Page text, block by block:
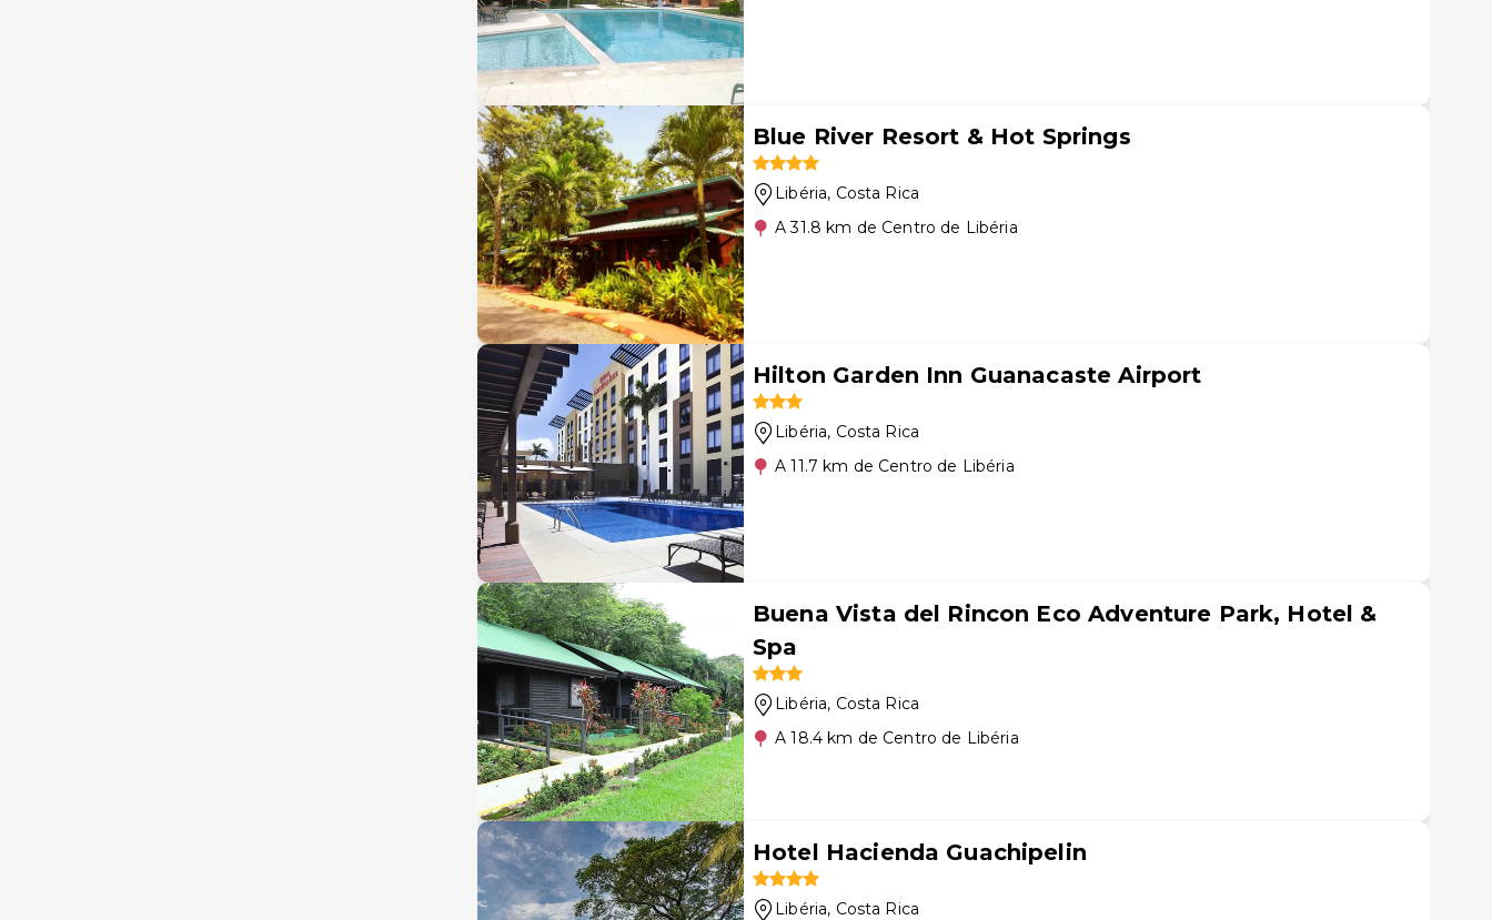
Blue River Resort & Hot Springs
Libéria, Costa Rica
A 31.8 km de Centro de Libéria
Hilton Garden Inn Guanacaste Airport
Libéria, Costa Rica
A 11.7 km de Centro de Libéria
Buena Vista del Rincon Eco Adventure Park, Hotel &
Spa
Libéria, Costa Rica
A 18.4 km de Centro de Libéria
Hotel Hacienda Guachipelin
Libéria, Costa Rica